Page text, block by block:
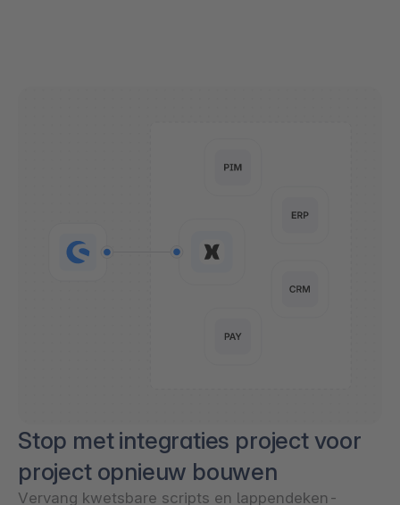
Stop met integraties project voor
project opnieuw bouwen
Vervang kwetsbare scripts en lappendeken-